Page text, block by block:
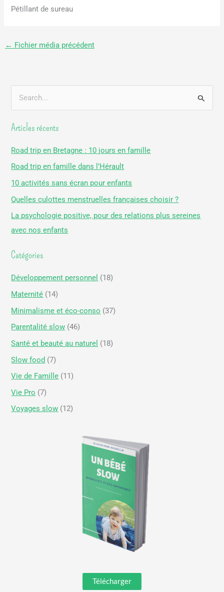
Pétillant de sureau
← Fichier média précédent
c
r
c
h
e
r
:
Articles récents
Road trip en Bretagne : 10 jours en famille
Road trip en famille dans l’Hérault
10 activités sans écran pour enfants
Quelles culottes menstruelles françaises choisir ?
La psychologie positive, pour des relations plus sereines
avec nos enfants
Catégories
Développement personnel (18)
Maternité (14)
Minimalisme et éco-conso (37)
Parentalité slow (46)
Santé et beauté au naturel (18)
Slow food (7)
Vie de Famille (11)
Vie Pro (7)
Voyages slow (12)
Télécharger